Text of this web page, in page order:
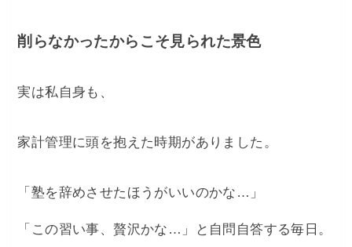
削らなかったからこそ見られた景色
​実は私自身も、
家計管理に頭を抱えた時期がありました。
「塾を辞めさせたほうがいいのかな…」
「この習い事、贅沢かな…」と自問自答する毎日。